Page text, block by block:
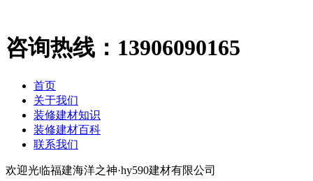
咨询热线： 13906090165
首页
关于我们
装修建材知识
装修建材百科
联系我们
欢迎光临福建海洋之神·hy590建材有限公司